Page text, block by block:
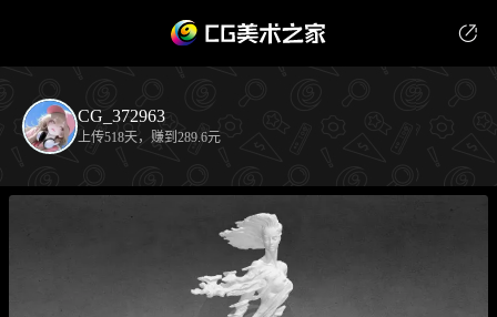
CG_372963
上传518天，赚到289.6元